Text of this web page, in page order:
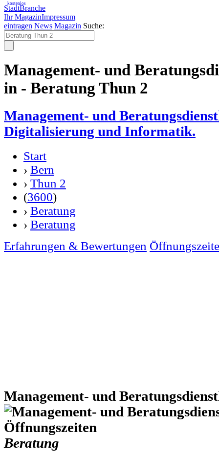
StadtBranche
Ihr MagazinImpressum
kostenlos
eintragen News Magazin Suche:
Management- und
in - Beratung Thun 2
Management- und
Digitalisierung und Informatik.
Start
› Bern
› Thun 2
(3600)
› Beratung
› Beratung
Erfahrungen & Bewertungen
Management- und
Beratung